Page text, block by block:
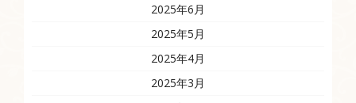
2025年6月
2025年5月
2025年4月
2025年3月